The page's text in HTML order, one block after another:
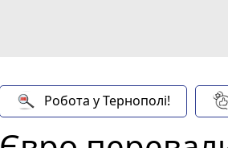
Робота у Тернополі!